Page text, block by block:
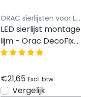
ORAC sierlijsten voor LED Strips
LED sierlijst montage
lijm - Orac DecoFix
Hydro Power lijm
€21,65 Excl. btw
Vergelijk